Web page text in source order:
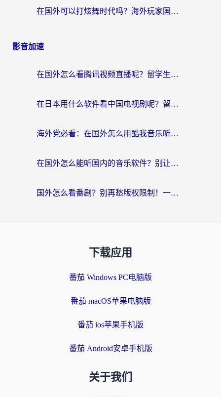
在国外可以打炫舞时代吗？海外玩家国服游戏加速全攻略（附实测推荐）
影音加速
在国外怎么看腾讯视频直播呢？留学生亲测有效的回国加速指南
在日本用什么软件看中国电视剧呢？留学生亲测有效的回国加速方案
海外党必看：在国外怎么用酷我音乐听音乐？告别“地区不支持”的实用指南
在国外怎么能听国内的音乐软件？别让版权限制断了你的“中文歌单”
国外怎么看番剧？别再愁版权限制！一个工具解决所有回国追剧难题
下载应用
番茄 Windows PC电脑版
番茄 macOS苹果电脑版
番茄 ios苹果手机版
番茄 Android安卓手机版
关于我们